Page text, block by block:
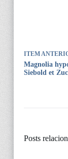
ITEM
Magnolia
Siebold et
Posts